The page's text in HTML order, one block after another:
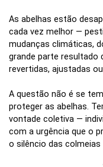
As abelhas estão
cada vez melhor —
mudanças climáticas,
grande parte resultado
revertidas, ajustadas
A questão não é se
proteger as abelhas.
vontade coletiva —
com a urgência que o
o silêncio das